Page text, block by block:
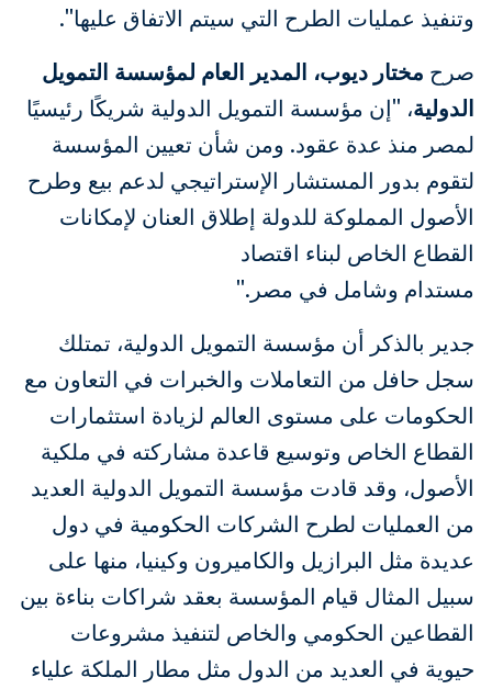
وتنفيذ عمليات الطرح التي سيتم الاتفاق عليها".
صرح مختار ديوب، المدير العام لمؤسسة التمويل
الدولية، "إن مؤسسة التمويل الدولية شريكًا رئيسيًا
لمصر منذ عدة عقود. ومن شأن تعيين المؤسسة
لتقوم بدور المستشار الإستراتيجي لدعم بيع وطرح
الأصول المملوكة للدولة إطلاق العنان لإمكانات
القطاع الخاص لبناء اقتصاد
مستدام وشامل في مصر."
جدير بالذكر أن مؤسسة التمويل الدولية، تمتلك
سجل حافل من التعاملات والخبرات في التعاون مع
الحكومات على مستوى العالم لزيادة استثمارات
القطاع الخاص وتوسيع قاعدة مشاركته في ملكية
الأصول، وقد قادت مؤسسة التمويل الدولية العديد
من العمليات لطرح الشركات الحكومية في دول
عديدة مثل البرازيل والكاميرون وكينيا، منها على
سبيل المثال قيام المؤسسة بعقد شراكات بناءة بين
القطاعين الحكومي والخاص لتنفيذ مشروعات
حيوية في العديد من الدول مثل مطار الملكة علياء